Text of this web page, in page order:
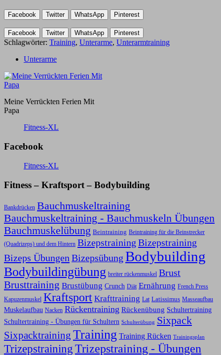
Facebook Twitter WhatsApp Pinterest
Facebook Twitter WhatsApp Pinterest
Schlagwörter: Training, Unterarme, Unterarmtraining
Unterarme
Meine Verrückten Ferien Mit
Papa
Fitness-XL
Facebook
Fitness-XL
Fitness – Kraftsport – Bodybuilding
Bankdrücken Bauchmuskeltraining
Bauchmuskeltraining - Bauchmuskeln Übungen
Bauchmuskelübung Beintraining Beintraining für die Beinstrecker
(Quadrizeps) und dem Hintern Bizepstraining Bizepstraining
Bizeps Übungen Bizepsübung Bodybuilding
Bodybuildingübung breiter rückenmuskel Brust
Brusttraining Brustübung Crunch Diät Ernährung French Press
Kapuzenmuskel Kraftsport Krafttraining Lat Latissimus Masseaufbau
Muskelaufbau Nacken Rückentraining Rückenübung Schultertraining
Schultertraining - Übungen für Schultern Schulterübung Sixpack
Sixpacktraining Training Training Rücken Trainingsplan
TrizepstrainingTrizepstraining - Übungen